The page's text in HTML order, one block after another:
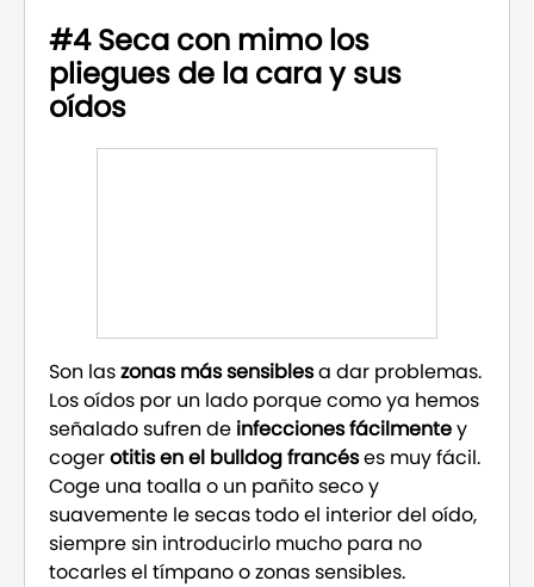
#4 Seca con mimo los
pliegues de la cara y sus
oídos
Son laszonas más sensiblesa dar problemas.
Los oídos por un lado porque como ya hemos
señalado sufren de infecciones fácilmentey
cogerotitis en el bulldog francéses muy fácil.
Coge una toalla o un pañito seco y
suavemente le secas todo el interior del oído,
siempre sin introducirlo mucho para no
tocarles el tímpano o zonas sensibles.